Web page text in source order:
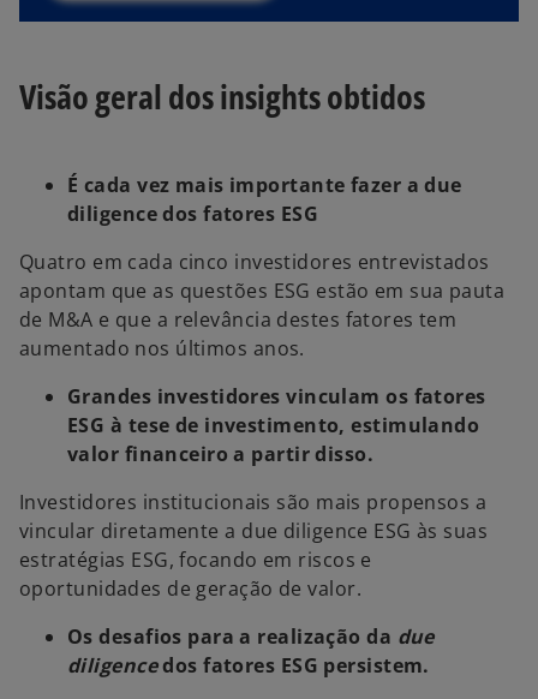
Visão geral dos insights obtidos
É cada vez mais importante fazer a due
diligence dos fatores ESG
Quatro em cada cinco investidores entrevistados
apontam que as questões ESG estão em sua pauta
de M&A e que a relevância destes fatores tem
aumentado nos últimos anos.
Grandes investidores vinculam os fatores
ESG à tese de investimento, estimulando
valor financeiro a partir disso.
Investidores institucionais são mais propensos a
vincular diretamente a due diligence ESG às suas
estratégias ESG, focando em riscos e
oportunidades de geração de valor.
Os desafios para a realização da due
diligencedos fatores ESG persistem.